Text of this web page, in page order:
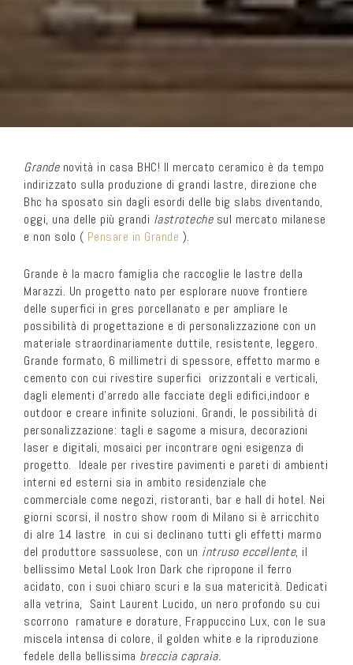
Grandenovità in casa BHC! Il mercato ceramico è da tempo
indirizzato sulla produzione di grandi lastre, direzione che
Bhc ha sposato sin dagli esordi delle big slabs diventando,
oggi, una delle più grandi lastrotechesul mercato milanese
e non solo ( Pensare in Grande ).
Grande è la macro famiglia che raccoglie le lastre della
Marazzi. Un progetto nato per esplorare nuove frontiere
delle superfici in gres porcellanato e per ampliare le
possibilità di progettazione e di personalizzazione con un
materiale straordinariamente duttile, resistente, leggero.
Grande formato, 6 millimetri di spessore, effetto marmo e
cemento con cui rivestire superfici orizzontali e verticali,
dagli elementi d’arredo alle facciate degli edifici,indoor e
outdoor e creare infinite soluzioni. Grandi, le possibilità di
personalizzazione: tagli e sagome a misura, decorazioni
laser e digitali, mosaici per incontrare ogni esigenza di
progetto. Ideale per rivestire pavimenti e pareti di ambienti
interni ed esterni sia in ambito residenziale che
commerciale come negozi, ristoranti, bar e hall di hotel. Nei
giorni scorsi, il nostro show room di Milano si è arricchito
di alre 14 lastre in cui si declinano tutti gli effetti marmo
del produttore sassuolese, con un intruso eccellente, il
bellissimo Metal Look Iron Dark che ripropone il ferro
acidato, con i suoi chiaro scuri e la sua matericità. Dedicati
alla vetrina, Saint Laurent Lucido, un nero profondo su cui
scorrono ramature e dorature, Frappuccino Lux, con le sua
miscela intensa di colore, il golden white e la riproduzione
fedele della bellissima breccia capraia.